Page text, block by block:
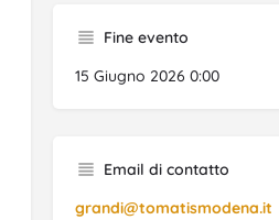
Fine evento
15 Giugno 2026 0:00
Email di contatto
grandi@tomatismodena.it